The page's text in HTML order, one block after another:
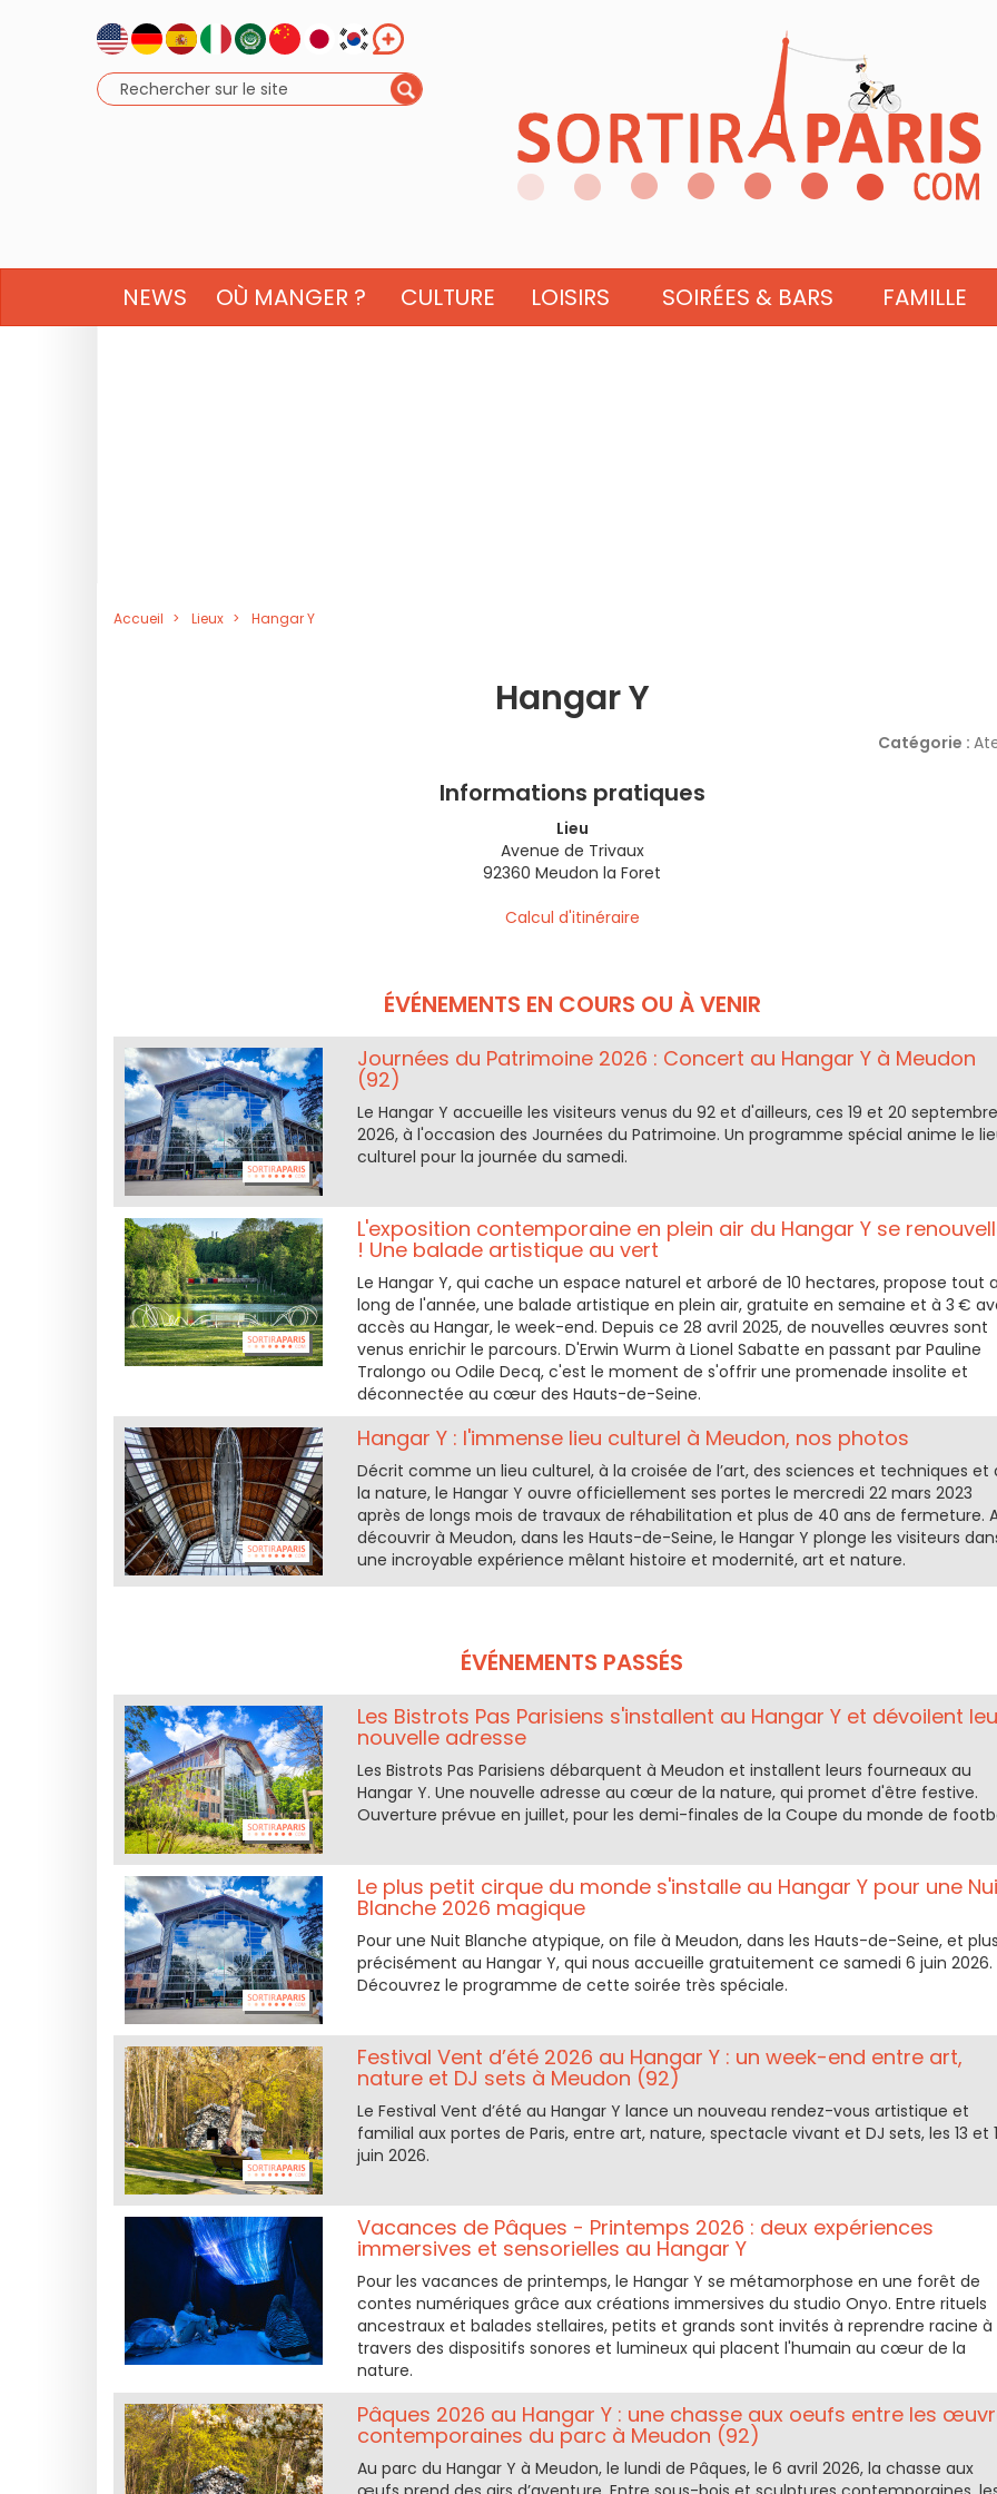
NEWS OÙ MANGER ? CULTURE LOISIRS SOIRÉES & BARS FAMILLE
Accueil Lieux Hangar Y
Hangar Y
Catégorie :
Informations pratiques
Lieu
Avenue de Trivaux
92360 Meudon la Foret
Calcul d'itinéraire
ÉVÉNEMENTS EN COURS OU À VENIR
Journées du Patrimoine 2026 : Concert au Hangar Y à Meudon
(92)
Le Hangar Y accueille les visiteurs venus du 92 et d'ailleurs, ces 19 et 20 septembre
2026, à l'occasion des Journées du Patrimoine. Un programme spécial anime le
culturel pour la journée du samedi.
L'exposition contemporaine en plein air du Hangar Y se
! Une balade artistique au vert
Le Hangar Y, qui cache un espace naturel et arboré de 10 hectares, propose tout
long de l'année, une balade artistique en plein air, gratuite en semaine et à 3 €
accès au Hangar, le week-end. Depuis ce 28 avril 2025, de nouvelles œuvres sont
venus enrichir le parcours. D'Erwin Wurm à Lionel Sabatte en passant par Pauline
Tralongo ou Odile Decq, c'est le moment de s'offrir une promenade insolite et
déconnectée au cœur des Hauts-de-Seine.
Hangar Y : l'immense lieu culturel à Meudon, nos photos
Décrit comme un lieu culturel, à la croisée de l’art, des sciences et techniques et
la nature, le Hangar Y ouvre officiellement ses portes le mercredi 22 mars 2023
après de longs mois de travaux de réhabilitation et plus de 40 ans de fermeture.
découvrir à Meudon, dans les Hauts-de-Seine, le Hangar Y plonge les visiteurs
une incroyable expérience mêlant histoire et modernité, art et nature.
ÉVÉNEMENTS PASSÉS
Les Bistrots Pas Parisiens s'installent au Hangar Y et dévoilent
nouvelle adresse
Les Bistrots Pas Parisiens débarquent à Meudon et installent leurs fourneaux au
Hangar Y. Une nouvelle adresse au cœur de la nature, qui promet d'être festive.
Ouverture prévue en juillet, pour les demi-finales de la Coupe du monde de
Le plus petit cirque du monde s'installe au Hangar Y pour une
Blanche 2026 magique
Pour une Nuit Blanche atypique, on file à Meudon, dans les Hauts-de-Seine, et plus
précisément au Hangar Y, qui nous accueille gratuitement ce samedi 6 juin 2026.
Découvrez le programme de cette soirée très spéciale.
Festival Vent d’été 2026 au Hangar Y : un week-end entre art,
nature et DJ sets à Meudon (92)
Le Festival Vent d’été au Hangar Y lance un nouveau rendez-vous artistique et
familial aux portes de Paris, entre art, nature, spectacle vivant et DJ sets, les 13 et
juin 2026.
Vacances de Pâques - Printemps 2026 : deux expériences
immersives et sensorielles au Hangar Y
Pour les vacances de printemps, le Hangar Y se métamorphose en une forêt de
contes numériques grâce aux créations immersives du studio Onyo. Entre rituels
ancestraux et balades stellaires, petits et grands sont invités à reprendre racine à
travers des dispositifs sonores et lumineux qui placent l'humain au cœur de la
nature.
Pâques 2026 au Hangar Y : une chasse aux oeufs entre les
contemporaines du parc à Meudon (92)
Au parc du Hangar Y à Meudon, le lundi de Pâques, le 6 avril 2026, la chasse aux